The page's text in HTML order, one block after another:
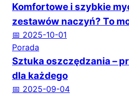
Komfortowe i szybkie
zestawów naczyń? To
📅 2025-10-01
Porada
Sztuka oszczędzania –
dla każdego
📅 2025-09-04